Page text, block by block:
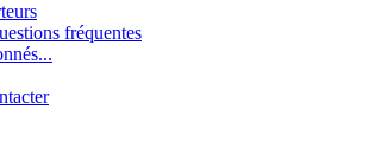
fréquentes